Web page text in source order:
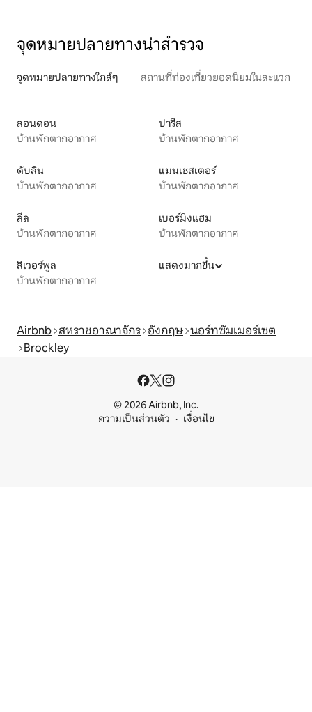
จุดหมายปลายทางน่าสำรวจ
จุดหมายปลายทางใกล้ๆ สถานที่ท่องเที่ยวยอดนิยมในละแวก
ลอนดอน
บ้านพักตากอากาศ
ปารีส
บ้านพักตากอากาศ
ดับลิน
บ้านพักตากอากาศ
แมนเชสเตอร์
บ้านพักตากอากาศ
ลีล
บ้านพักตากอากาศ
เบอร์มิงแฮม
บ้านพักตากอากาศ
ลิเวอร์พูล
บ้านพักตากอากาศ
แสดงมากขึ้น
Airbnb สหราชอาณาจักร อังกฤษ นอร์ทซัมเมอร์เซต
Brockley
© 2026 Airbnb, Inc.
ความเป็นส่วนตัว
เงื่อนไข